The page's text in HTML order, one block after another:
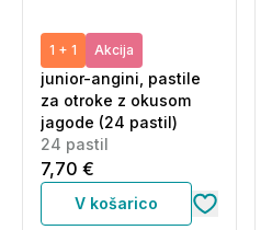
1 + 1 Akcija
junior-angini, pastile
za otroke z okusom
jagode (24 pastil)
24 pastil
7,70 €
V košarico